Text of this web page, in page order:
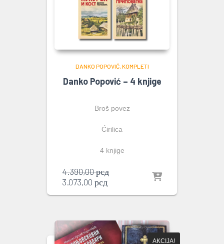
DANKO POPOVIĆ KOMPLETI
Danko Popović – 4 knjige
Broš povez
Ćirilica
4 knjige
4.390,00рсдOriginalna
3.073,00 рсдTrenutna
AKCIJA!